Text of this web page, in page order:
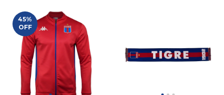
45%
OFF